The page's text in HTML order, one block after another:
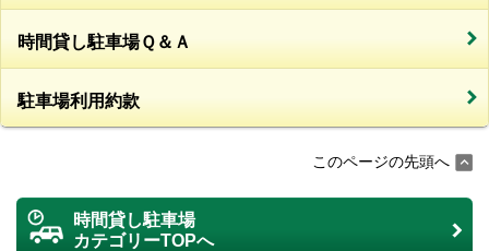
時間貸し駐車場Ｑ＆Ａ
駐車場利用約款
このページの先頭へ
時間貸し駐車場
カテゴリーTOPへ